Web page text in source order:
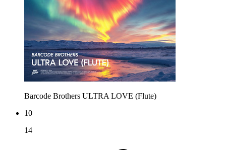
Barcode Brothers ULTRA LOVE (Flute)
10
14